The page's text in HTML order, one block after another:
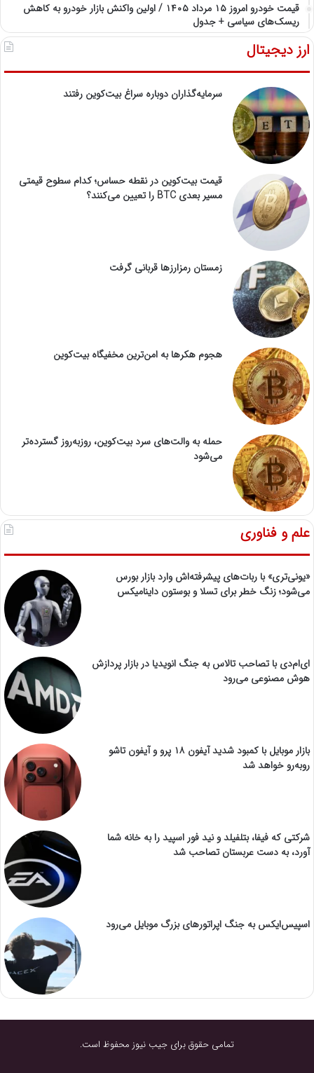
قیمت خودرو امروز ۱۵ مرداد ۱۴۰۵ / اولین واکنش بازار خودرو به کاهش
ریسک‌های سیاسی + جدول
ارز دیجیتال
سرمایه‌گذاران دوباره سراغ بیت‌کوین رفتند
قیمت بیت‌کوین در نقطه حساس؛ کدام سطوح قیمتی
مسیر بعدی BTC را تعیین می‌کنند؟
زمستان رمزارزها قربانی گرفت
هجوم هکرها به امن‌ترین مخفیگاه بیت‌کوین
حمله به والت‌های سرد بیت‌کوین، روزبه‌روز گسترده‌تر
می‌شود
علم و فناوری
«یونی‌تری» با ربات‌های پیشرفته‌اش وارد بازار بورس
می‌شود؛ زنگ خطر برای تسلا و بوستون داینامیکس
ای‌ام‌دی با تصاحب تالاس به جنگ انویدیا در بازار پردازش
هوش مصنوعی می‌رود
بازار موبایل با کمبود شدید آیفون ۱۸ پرو و آیفون تاشو
روبه‌رو خواهد شد
شرکتی که فیفا، بتلفیلد و نید فور اسپید را به خانه شما
آورد، به دست عربستان تصاحب شد
اسپیس‌ایکس به جنگ اپراتورهای بزرگ موبایل می‌رود
تمامی حقوق برای جیب نیوز محفوظ است.